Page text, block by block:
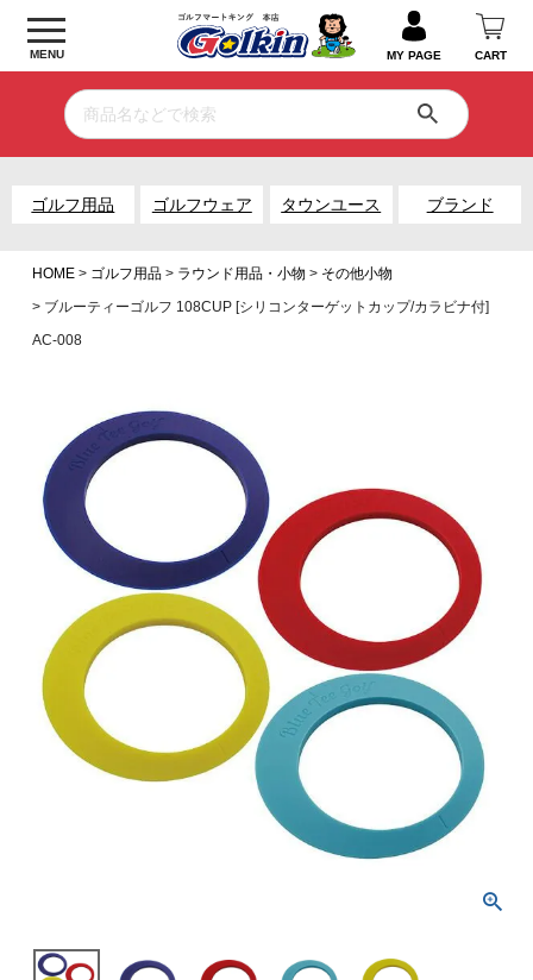
MENU MY PAGE CART
ゴルフ用品 ゴルフウェア タウンユース ブランド
HOME ゴルフ用品 ラウンド用品・小物
その他小物
ブルーティーゴルフ 108CUP [シリコンターゲットカップ/カラビナ付]
AC-008